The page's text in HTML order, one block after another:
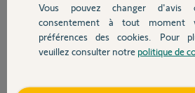
Devis avec un pro
Contact
Thierry P.
il y a environ 9 ans
Participer au fil de
Vous pouvez changer
consentement à tout
préférences des cookies. Pour
veuillez consulter notre politique de